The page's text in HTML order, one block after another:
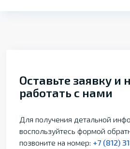
Оставьте заявку и
работать с нами
Для получения детальной
воспользуйтесь формой
позвоните на номер: +7 (812)